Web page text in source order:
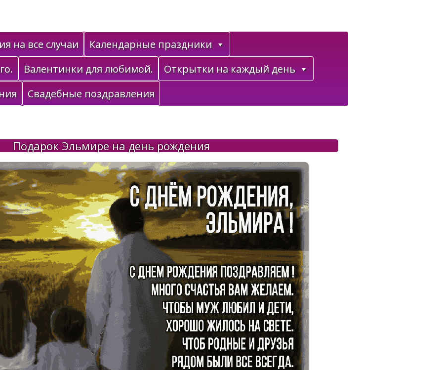
на все случаи
Календарные праздники
Валентинки для любимой.
Открытки на каждый день
Свадебные поздравления
Подарок Эльмире на день рождения